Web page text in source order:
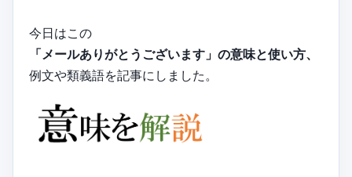
今日はこの
「メールありがとうございます」の意味と使い方、
例文や類義語を記事にしました。